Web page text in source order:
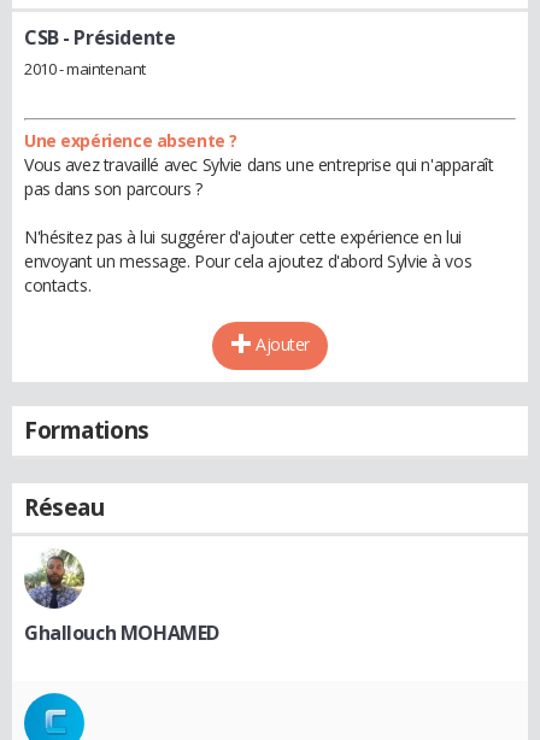
CSB- Présidente
2010 - maintenant
Une expérience absente ?
Vous avez travaillé avec Sylvie dans une entreprise qui n'apparaît
pas dans son parcours ?
N'hésitez pas à lui suggérer d'ajouter cette expérience en lui
envoyant un message. Pour cela ajoutez d'abord Sylvie à vos
contacts.
Ajouter
Formations
Réseau
Ghallouch MOHAMED